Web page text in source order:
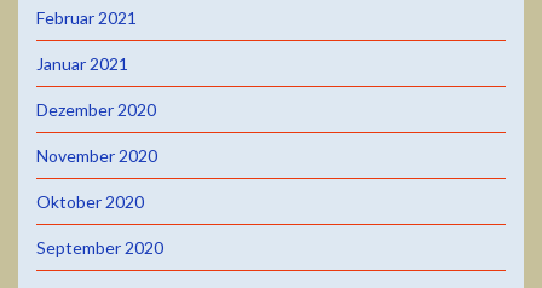
Februar 2021
Januar 2021
Dezember 2020
November 2020
Oktober 2020
September 2020